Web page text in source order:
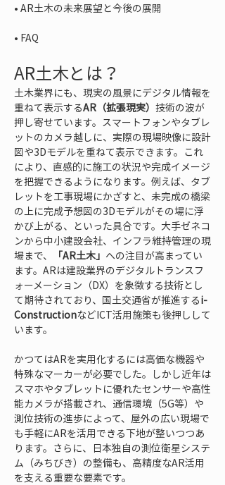
•
• FAQ
AR土木とは？
土木業界にも、現実の風景にデジタル情報を
重ねて表示するAR（拡張現実） 技術の波が
押し寄せています。スマートフォンやタブレ
ットのカメラ越しに、実際の現場映像に設計
図や3Dモデルを重ねて表示できます。これ
により、直感的に施工の状況や完成イメージ
を把握できるようになります。例えば、タブ
レットを工事現場にかざすと、未完成の橋梁
の上に完成予想図の3Dモデルがその場に浮
かび上がる、といった具合です。大手ゼネコ
ンから中小建設会社、インフラ維持管理の現
場まで、
「AR土木」 への注目が高まってい
ます。ARは建設業界のデジタルトランスフ
ォーメーション（DX）を象徴する技術とし
て期待されており、国土交通省が推進するi-
ConstructionなどICT活用施策も後押しして
います。
かつてはARを実用化するには高価な機器や
特殊なマーカーが必要でした。しかし近年は
スマホやタブレットに優れたセンサーや高性
能カメラが搭載され、通信環境（5G等）や
測位技術の進歩によって、屋外の広い現場で
も手軽にARを活用できる下地が整いつつあ
ります。さらに、日本独自の測位衛星システ
ム（みちびき）の整備も、高精度なAR活用
を支える重要な要素です。